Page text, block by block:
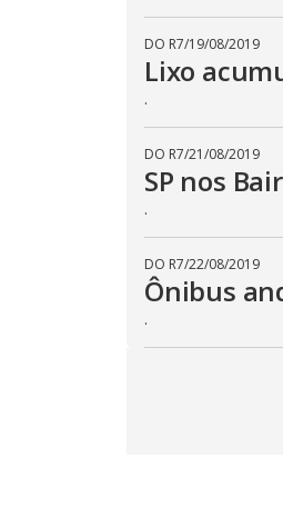
DO R7/19/08/2019
Lixo
.
DO R7/21/08/2019
SP nos
.
DO R7/22/08/2019
Ônibus
.